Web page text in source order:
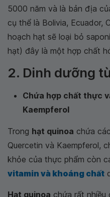
5000 năm và là bản địa
cụ thể là Bolivia, Ecuador,
hoạch hạt sẽ loại bỏ
hạt) đây là một hợp chất
2. Dinh dưỡng
Chứa hợp chất thực
Kaempferol
Trong hạt quinoa chứa
Quercetin và Kaempferol,
khỏe của thực phẩm còn
vitamin và khoáng chất
Hạt quinoa chứa rất